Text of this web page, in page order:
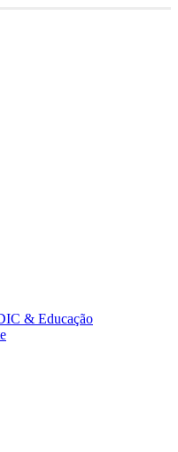
& Educação